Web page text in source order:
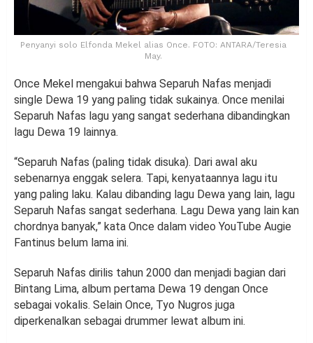
Penyanyi solo Elfonda Mekel alias Once. FOTO: ANTARA/Teresia
May.
Once Mekel mengakui bahwa Separuh Nafas menjadi
single Dewa 19 yang paling tidak sukainya. Once menilai
Separuh Nafas lagu yang sangat sederhana dibandingkan
lagu Dewa 19 lainnya.
“Separuh Nafas (paling tidak disuka). Dari awal aku
sebenarnya enggak selera. Tapi, kenyataannya lagu itu
yang paling laku. Kalau dibanding lagu Dewa yang lain, lagu
Separuh Nafas sangat sederhana. Lagu Dewa yang lain kan
chordnya banyak,” kata Once dalam video YouTube Augie
Fantinus belum lama ini.
Separuh Nafas dirilis tahun 2000 dan menjadi bagian dari
Bintang Lima, album pertama Dewa 19 dengan Once
sebagai vokalis. Selain Once, Tyo Nugros juga
diperkenalkan sebagai drummer lewat album ini.